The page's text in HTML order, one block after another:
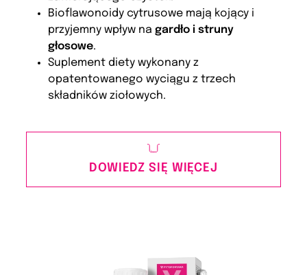
Bioflawonoidy cytrusowe mają kojący i
przyjemny wpływ nagardło i struny
głosowe.
Suplement diety wykonany z
opatentowanego wyciągu z trzech
składników ziołowych.
DOWIEDZ SIĘ WIĘCEJ